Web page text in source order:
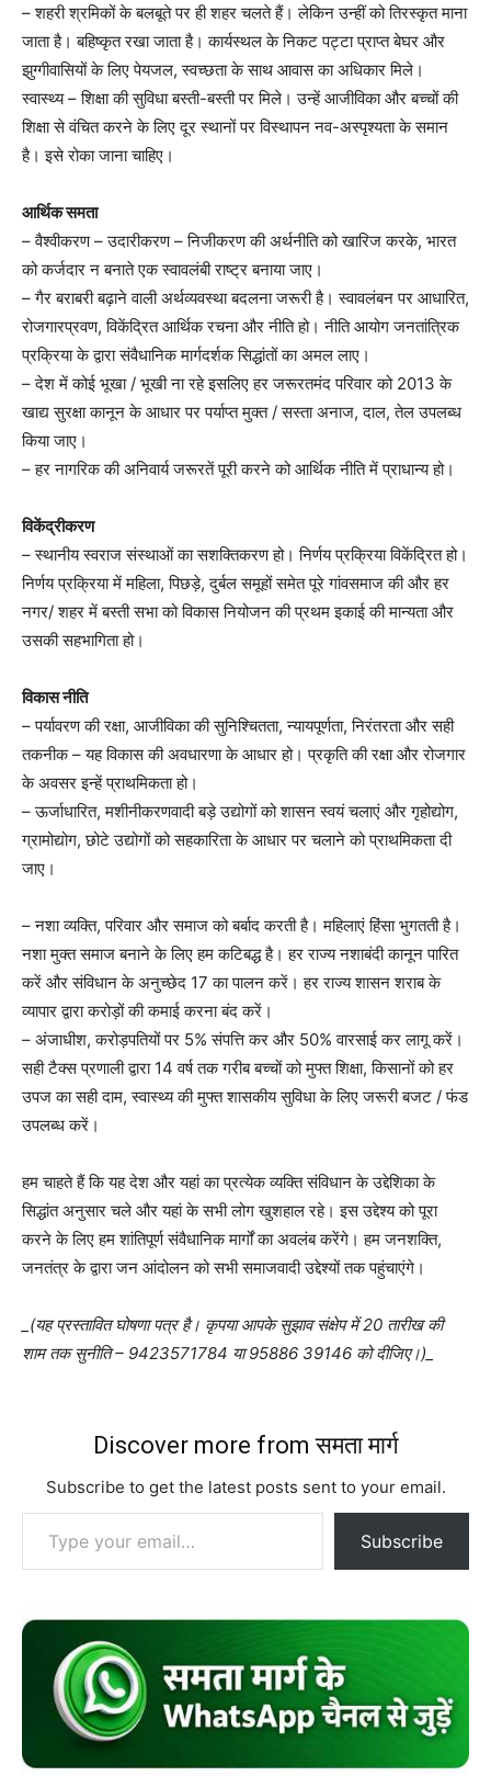
– शहरी श्रमिकों के बलबूते पर ही शहर चलते हैं। लेकिन उन्हीं को तिरस्कृत माना
जाता है। बहिष्कृत रखा जाता है। कार्यस्थल के निकट पट्टा प्राप्त बेघर और
झुग्गीवासियों के लिए पेयजल, स्वच्छता के साथ आवास का अधिकार मिले।
स्वास्थ्य – शिक्षा की सुविधा बस्ती-बस्ती पर मिले। उन्हें आजीविका और बच्चों की
शिक्षा से वंचित करने के लिए दूर स्थानों पर विस्थापन नव-अस्पृश्यता के समान
है। इसे रोका जाना चाहिए।
आर्थिक समता
– वैश्वीकरण – उदारीकरण – निजीकरण की अर्थनीति को खारिज करके, भारत
को कर्जदार न बनाते एक स्वावलंबी राष्ट्र बनाया जाए।
– गैर बराबरी बढ़ाने वाली अर्थव्यवस्था बदलना जरूरी है। स्वावलंबन पर आधारित,
रोजगारप्रवण, विकेंद्रित आर्थिक रचना और नीति हो। नीति आयोग जनतांत्रिक
प्रक्रिया के द्वारा संवैधानिक मार्गदर्शक सिद्धांतों का अमल लाए।
– देश में कोई भूखा / भूखी ना रहे इसलिए हर जरूरतमंद परिवार को 2013 के
खाद्य सुरक्षा कानून के आधार पर पर्याप्त मुक्त / सस्ता अनाज, दाल, तेल उपलब्ध
किया जाए।
– हर नागरिक की अनिवार्य जरूरतें पूरी करने को आर्थिक नीति में प्राधान्य हो।
विकेंद्रीकरण
– स्थानीय स्वराज संस्थाओं का सशक्तिकरण हो। निर्णय प्रक्रिया विकेंद्रित हो।
निर्णय प्रक्रिया में महिला, पिछड़े, दुर्बल समूहों समेत पूरे गांवसमाज की और हर
नगर/ शहर में बस्ती सभा को विकास नियोजन की प्रथम इकाई की मान्यता और
उसकी सहभागिता हो।
विकास नीति
– पर्यावरण की रक्षा, आजीविका की सुनिश्चितता, न्यायपूर्णता, निरंतरता और सही
तकनीक – यह विकास की अवधारणा के आधार हो। प्रकृति की रक्षा और रोजगार
के अवसर इन्हें प्राथमिकता हो।
– ऊर्जाधारित, मशीनीकरणवादी बड़े उद्योगों को शासन स्वयं चलाएं और गृहोद्योग,
ग्रामोद्योग, छोटे उद्योगों को सहकारिता के आधार पर चलाने को प्राथमिकता दी
जाए।
– नशा व्यक्ति, परिवार और समाज को बर्बाद करती है। महिलाएं हिंसा भुगतती है।
नशा मुक्त समाज बनाने के लिए हम कटिबद्ध है। हर राज्य नशाबंदी कानून पारित
करें और संविधान के अनुच्छेद 17 का पालन करें। हर राज्य शासन शराब के
व्यापार द्वारा करोड़ों की कमाई करना बंद करें।
– अंजाधीश, करोड़पतियों पर 5% संपत्ति कर और 50% वारसाई कर लागू करें।
सही टैक्स प्रणाली द्वारा 14 वर्ष तक गरीब बच्चों को मुफ्त शिक्षा, किसानों को हर
उपज का सही दाम, स्वास्थ्य की मुफ्त शासकीय सुविधा के लिए जरूरी बजट / फंड
उपलब्ध करें।
हम चाहते हैं कि यह देश और यहां का प्रत्येक व्यक्ति संविधान के उद्देशिका के
सिद्धांत अनुसार चले और यहां के सभी लोग खुशहाल रहे। इस उद्देश्य को पूरा
करने के लिए हम शांतिपूर्ण संवैधानिक मार्गों का अवलंब करेंगे। हम जनशक्ति,
जनतंत्र के द्वारा जन आंदोलन को सभी समाजवादी उद्देश्यों तक पहुंचाएंगे।
_(यह प्रस्तावित घोषणा पत्र है। कृपया आपके सुझाव संक्षेप में 20 तारीख की
शाम तक सुनीति – 9423571784 या 95886 39146 को दीजिए।)_
Discover more from समता मार्ग
Subscribe to get the latest posts sent to your email.
Type your email…
Subscribe